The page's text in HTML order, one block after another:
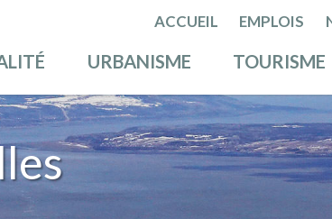
ACCUEIL EMPLOIS
URBANISME TOURISME